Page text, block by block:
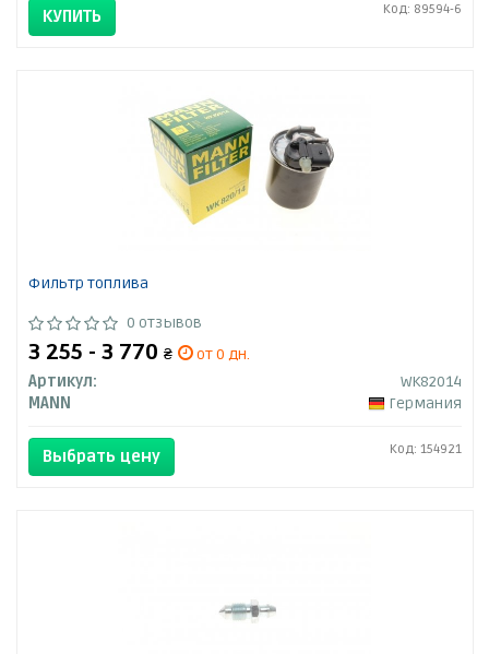
КУПИТЬ Код: 89594-6
Фильтр топлива
0 отзывов
3 255 - 3 770 ₴
от 0 дн.
Артикул:
WK82014
MANN
Германия
Выбрать цену Код: 154921